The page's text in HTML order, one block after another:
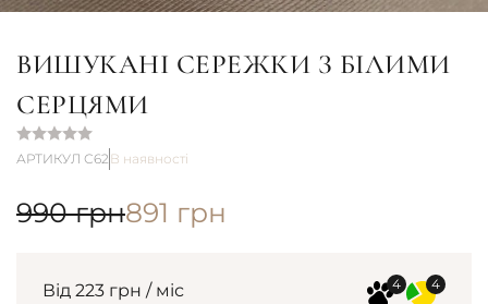
ВИШУКАНІ СЕРЕЖКИ З БІЛИМИ
СЕРЦЯМИ
АРТИКУЛ С62 В наявності
990грн891 грн
Від 223 грн / міс